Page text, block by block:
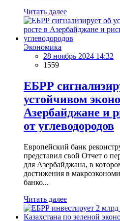
Читать далее
Экономика
28 ноябрь 2024 14:32
1559
ЕБРР
устойчивом
Азербайджане и
от углеводородов
Европейский банк
представил свой Отчет о
для Азербайджана, в
достижения в
банко...
Читать далее